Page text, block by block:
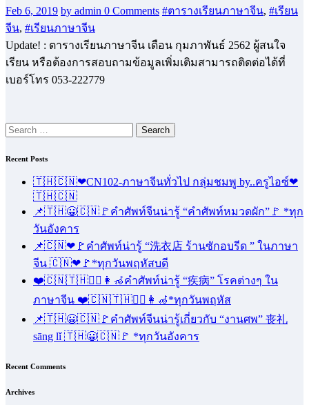
Feb 6, 2019 by admin 0 Comments #ตารางเรียนภาษาจีน, #เรียน
จีน, #เรียนภาษาจีน
Update! : ตารางเรียนภาษาจีน เดือน กุมภาพันธ์ 2562 ผู้สนใจ
เรียน หรือต้องการสอบถามข้อมูลเพิ่มเติมสามารถติดต่อได้ที่
เบอร์โทร 053-222779
Search
for:
Recent Posts
🇹🇭🇨🇳❤CN102-ภาษาจีนทั่วไป กลุ่มชมพู by..ครูไอซ์❤
🇹🇭🇨🇳
📌🇹🇭😀🇨🇳🚩คำศัพท์จีนน่ารู้ “คำศัพท์หมวดผัก”🚩 *ทุก
วันอังคาร
📌🇨🇳❤🚩คำศัพท์น่ารู้ “洗衣店 ร้านซักอบรีด ” ในภาษา
จีน 🇨🇳❤🚩*ทุกวันพฤหัสบดี
❤️🇨🇳🇹🇭🧑‍⚕️👩‍🦽คำศัพท์น่ารู้ “疾病” โรคต่างๆ ใน
ภาษาจีน ❤️🇨🇳🇹🇭🧑‍⚕️👩‍🦽*ทุกวันพฤหัส
📌🇹🇭😀🇨🇳🚩คำศัพท์จีนน่ารู้เกี่ยวกับ “งานศพ” 丧礼
sāng lǐ 🇹🇭😀🇨🇳🚩 *ทุกวันอังคาร
Recent Comments
Archives